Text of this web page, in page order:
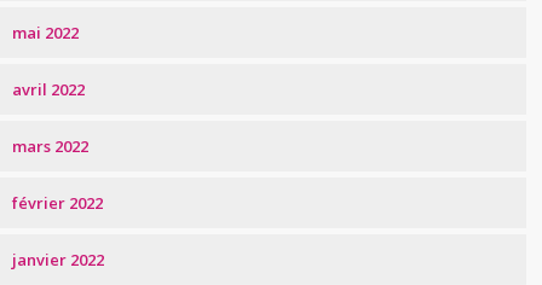
mai 2022
avril 2022
mars 2022
février 2022
janvier 2022